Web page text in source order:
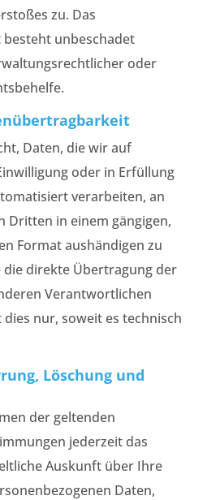
zu. Das
unbeschadet
oder
Daten, die wir auf
oder in Erfüllung
verarbeiten, an
Dritten in einem gängigen,
Format aushändigen zu
die direkte Übertragung der
Verantwortlichen
nur, soweit es technisch
Löschung und
der geltenden
jederzeit das
Auskunft über Ihre
Daten,